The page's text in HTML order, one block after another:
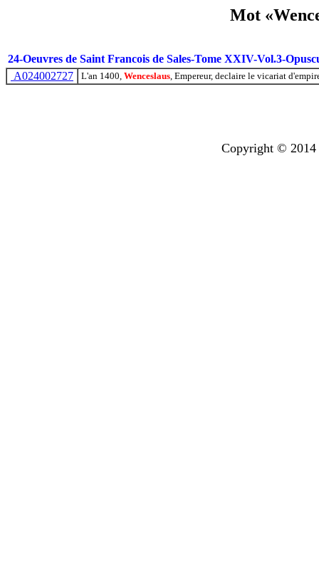
Mot
24-Oeuvres de Saint Francois de Sales-Tome XXIV-Vol.3-
A024002727
L'an 1400, Wenceslaus , Empereur, declaire le vicariat
Copyright © 2014